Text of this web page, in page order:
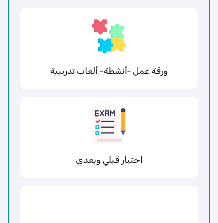
ورقة عمل -أنشطة- ألعاب تدريبية
اختبار قبلي وبعدي